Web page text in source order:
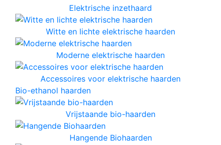
Elektrische inzethaard
Witte en lichte elektrische haarden
Moderne elektrische haarden
Accessoires voor elektrische haarden
Bio-ethanol haarden
Vrijstaande bio-haarden
Hangende Biohaarden